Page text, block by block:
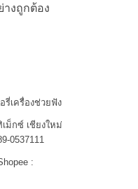
างถูกต้อง
รี่เครื่องช่วยฟัง
ม็กซ์ เชียงใหม่
0537111
: